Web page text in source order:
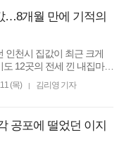
…8개월 만에 기적의
인천시 집값이 최근 크게
12곳의 전세 낀 내집마련
제지역이면서 집값이 상
(목) 김리영 기자
공포에 떨었던 이지